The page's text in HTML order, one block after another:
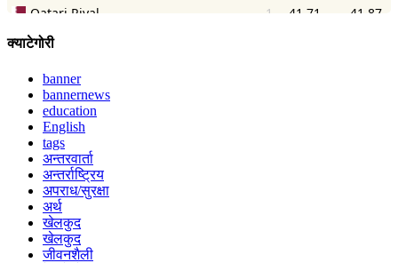
क्याटेगोरी
banner
bannernews
education
English
tags
अन्तरवार्ता
अन्तर्राष्ट्रिय
अपराध/सुरक्षा
अर्थ
खेलकुद
खेलकुद
जीवनशैली